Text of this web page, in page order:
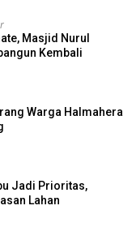
Masjid Nurul
Kembali
Warga Halmahera
Jadi Prioritas,
Lahan